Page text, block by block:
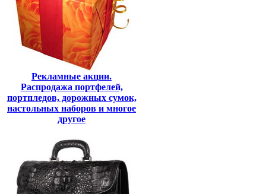
Рекламные акции.
Распродажа портфелей,
портпледов, дорожных сумок,
настольных наборов и многое
другое